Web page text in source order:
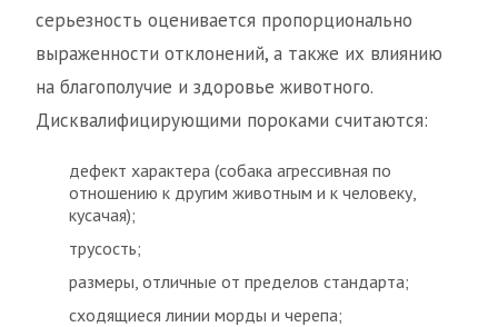
серьезность оценивается пропорционально
выраженности отклонений, а также их влиянию
на благополучие и здоровье животного.
Дисквалифицирующими пороками считаются:
дефект характера (собака агрессивная по
отношению к другим животным и к человеку,
кусачая);
трусость;
размеры, отличные от пределов стандарта;
сходящиеся линии морды и черепа;